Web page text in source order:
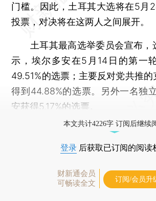
门槛。因此，土耳其大选将在5月
投票，对决将在这两人之间展开。
土耳其最高选举委员会宣布，
示，埃尔多安在5月14日的第一
49.51%的选票；主要反对党共推
得到44.88%的选票。另外一名独
安获得5.17%的选票。
本文共计4226字 订阅后继续
登录 后获取已订阅的阅读
财新通会员
可畅读全文
订阅/会员升